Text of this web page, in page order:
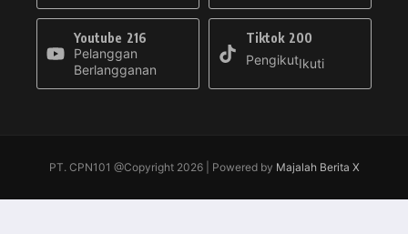
Youtube 216
Pelanggan
Berlangganan
Tiktok 200
PengikutIkuti
PT. CPN101 @Copyright 2026 | Powered by Majalah Berita X